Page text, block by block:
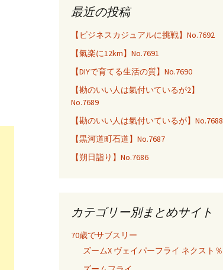
最近の投稿
【ビジネスカジュアルに挑戦】No.7692
【氣楽に12km】No.7691
【DIYで育てる生活の質】No.7690
【勘のいい人は氣付いているが2】
No.7689
【勘のいい人は氣付いているが】No.7688
【黒河道町石道】No.7687
【朔日詣り】No.7686
カテゴリー別まとめサイト
70歳でサブスリー
ズームX ヴェイパーフライ ネクスト％